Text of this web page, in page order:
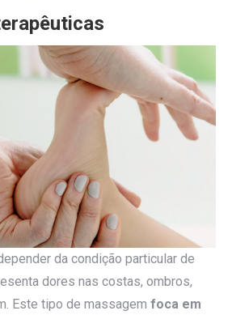
da condição particular de
dores nas costas, ombros,
Este tipo de massagem foca em